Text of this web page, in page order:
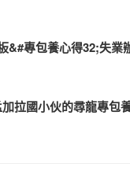
&#專包養心得32;失業
拉國小伙的尋龍專包